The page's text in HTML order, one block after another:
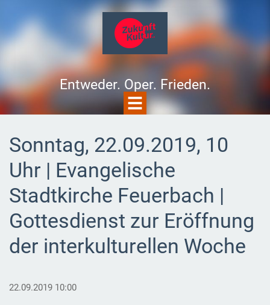
Entweder. Oper. Frieden.
Sonntag, 22.09.2019, 10
Uhr | Evangelische
Stadtkirche Feuerbach |
Gottesdienst zur Eröffnung
der interkulturellen Woche
22.09.2019 10:00